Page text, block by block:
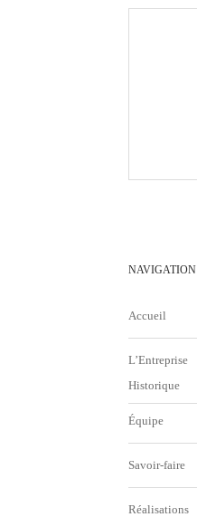
NAVIGATION
Accueil
L’Entreprise
Historique
Équipe
Savoir-faire
Réalisations